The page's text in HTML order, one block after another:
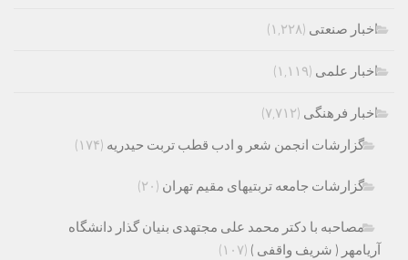
اخبار صنعتی (۱,۲۲۸)
اخبار علمی (۱,۱۱۹)
اخبار فرهنگی (۷,۷۱۲)
گزارشات انجمن شعر و ادب قطب تربت حیدریه (۱۷۴)
گزارشات جامعه تربتیهای مقیم تهران (۲۰)
مصاحبه با دکتر محمد علی مجتهدی بنیان گذار دانشگاه
آریامهر ( شریف واقفی ) (۱۰۷)